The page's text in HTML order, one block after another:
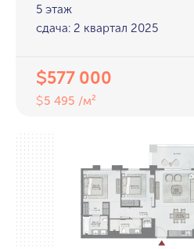
5 этаж
сдача: 2 квартал 2025
$577 000
$5 495 /м²